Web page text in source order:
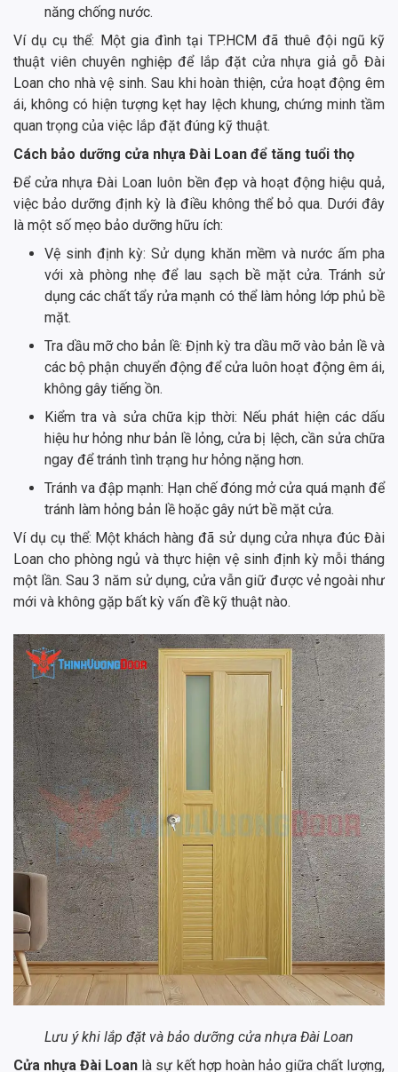
năng chống nước.
Ví dụ cụ thể: Một gia đình tại TP.HCM đã thuê đội ngũ kỹ
thuật viên chuyên nghiệp để lắp đặt cửa nhựa giả gỗ Đài
Loan cho nhà vệ sinh. Sau khi hoàn thiện, cửa hoạt động êm
ái, không có hiện tượng kẹt hay lệch khung, chứng minh tầm
quan trọng của việc lắp đặt đúng kỹ thuật.
Cách bảo dưỡng cửa nhựa Đài Loan để tăng tuổi thọ
Để cửa nhựa Đài Loan luôn bền đẹp và hoạt động hiệu quả,
việc bảo dưỡng định kỳ là điều không thể bỏ qua. Dưới đây
là một số mẹo bảo dưỡng hữu ích:
Vệ sinh định kỳ: Sử dụng khăn mềm và nước ấm pha
với xà phòng nhẹ để lau sạch bề mặt cửa. Tránh sử
dụng các chất tẩy rửa mạnh có thể làm hỏng lớp phủ bề
mặt.
Tra dầu mỡ cho bản lề: Định kỳ tra dầu mỡ vào bản lề và
các bộ phận chuyển động để cửa luôn hoạt động êm ái,
không gây tiếng ồn.
Kiểm tra và sửa chữa kịp thời: Nếu phát hiện các dấu
hiệu hư hỏng như bản lề lỏng, cửa bị lệch, cần sửa chữa
ngay để tránh tình trạng hư hỏng nặng hơn.
Tránh va đập mạnh: Hạn chế đóng mở cửa quá mạnh để
tránh làm hỏng bản lề hoặc gây nứt bề mặt cửa.
Ví dụ cụ thể: Một khách hàng đã sử dụng cửa nhựa đúc Đài
Loan cho phòng ngủ và thực hiện vệ sinh định kỳ mỗi tháng
một lần. Sau 3 năm sử dụng, cửa vẫn giữ được vẻ ngoài như
mới và không gặp bất kỳ vấn đề kỹ thuật nào.
Lưu ý khi lắp đặt và bảo dưỡng cửa nhựa Đài Loan
Cửa nhựa Đài Loan là sự kết hợp hoàn hảo giữa chất lượng,